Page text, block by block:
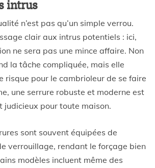
intrus
n’est pas qu’un simple verrou.
clair aux intrus potentiels : ici,
ne sera pas une mince affaire. Non
la tâche compliquée, mais elle
risque pour le cambrioleur de se faire
une serrure robuste et moderne est
judicieux pour toute maison.
sont souvent équipées de
verrouillage, rendant le forçage bien
modèles incluent même des